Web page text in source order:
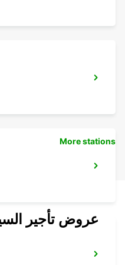
More stations
عروض تأجير